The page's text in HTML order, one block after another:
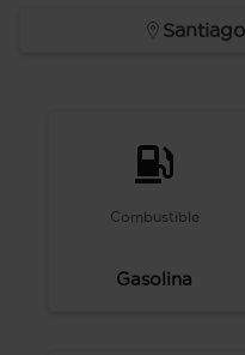
Combustible
Gasolina